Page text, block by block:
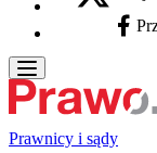
Prawnicy i sądy